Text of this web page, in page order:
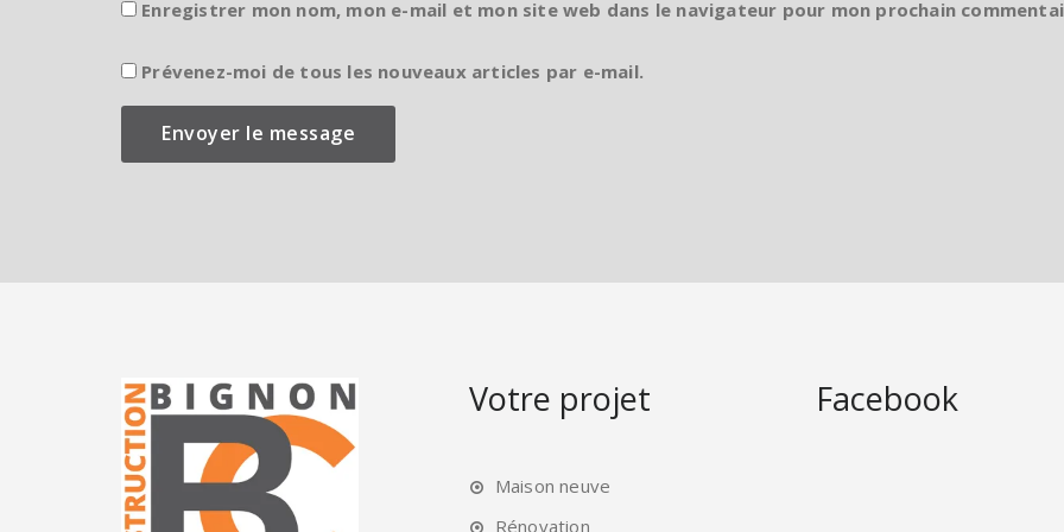
Enregistrer mon nom, mon e-mail et mon site web dans le navigateur pour mon prochain
Prévenez-moi de tous les nouveaux articles par e-mail.
Votre projet
Maison neuve
Rénovation
Facebook